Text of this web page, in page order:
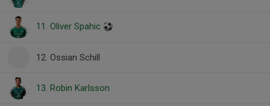
11. Oliver Spahic
12. Ossian Schill
13. Robin Karlsson